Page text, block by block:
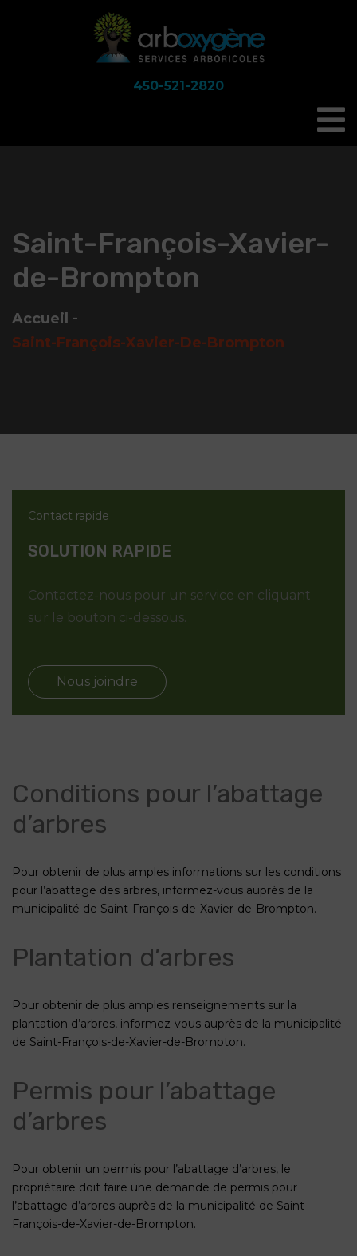
450-521-2820
Saint-François-Xavier-
de-Brompton
Accueil
Saint-François-Xavier-De-Brompton
Contact rapide
SOLUTION RAPIDE
Contactez-nous pour un service en cliquant
sur le bouton ci-dessous.
Nous joindre
Conditions pour l’abattage
d’arbres
Pour obtenir de plus amples informations sur les conditions
pour l’abattage des arbres, informez-vous auprès de la
municipalité de Saint-François-de-Xavier-de-Brompton.
Plantation d’arbres
Pour obtenir de plus amples renseignements sur la
plantation d’arbres, informez-vous auprès de la municipalité
de Saint-François-de-Xavier-de-Brompton.
Permis pour l’abattage
d’arbres
Pour obtenir un permis pour l’abattage d’arbres, le
propriétaire doit faire une demande de permis pour
l’abattage d’arbres auprès de la municipalité de Saint-
François-de-Xavier-de-Brompton.